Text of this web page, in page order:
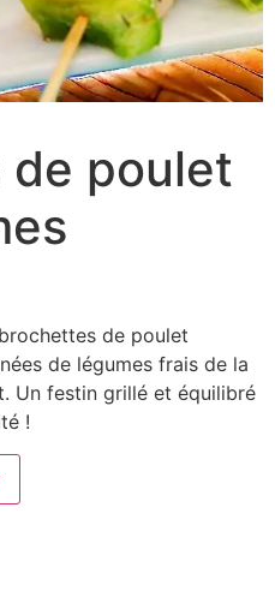
de poulet
de poulet
de légumes frais de la
Un festin grillé et équilibré
!